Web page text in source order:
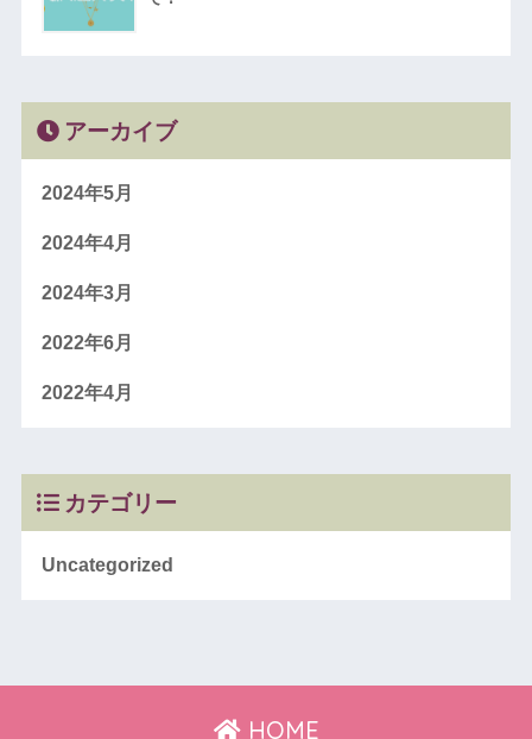
アーカイブ
2024年5月
2024年4月
2024年3月
2022年6月
2022年4月
カテゴリー
Uncategorized
HOME